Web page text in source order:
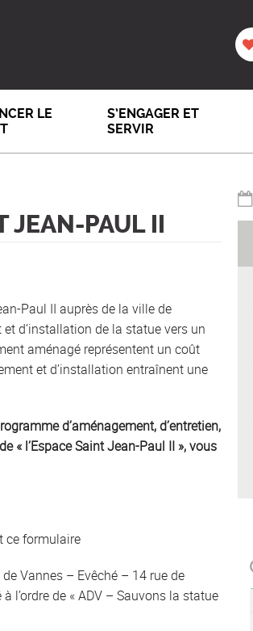
LE
S’ENGAGER ET
SERVIR
JEAN-PAUL II
Paul II auprès de la ville de
d’installation de la statue vers un
aménagé représentent un coût
et d’installation entraînent une
d’aménagement, d’entretien,
« l’Espace Saint Jean-Paul II », vous
ce formulaire
Vannes – Evêché – 14 rue de
l’ordre de « ADV – Sauvons la statue